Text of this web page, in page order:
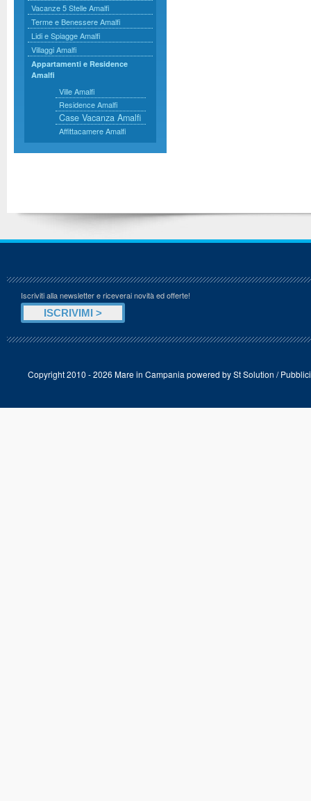
Vacanze 5 Stelle Amalfi
Terme e Benessere Amalfi
Lidi e Spiagge Amalfi
Villaggi Amalfi
Appartamenti e Residence
Amalfi
Ville Amalfi
Residence Amalfi
Case Vacanza Amalfi
Affittacamere Amalfi
Iscriviti alla newsletter e riceverai novità ed offerte!
Copyright 2010 - 2026 Mare in Campania powered bySt Solution /